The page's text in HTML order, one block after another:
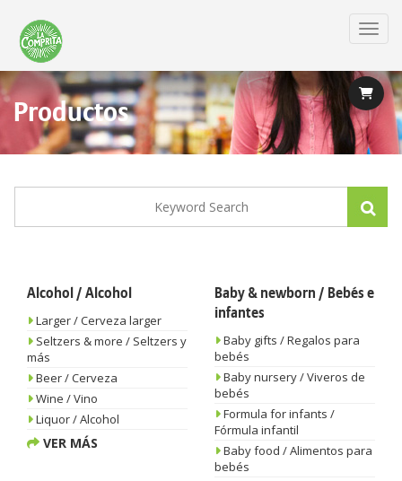
main
content
Productos
Alcohol / Alcohol
Larger / Cerveza larger
Seltzers & more / Seltzers y
más
Beer / Cerveza
Wine / Vino
Liquor / Alcohol
VER MÁS
Baby & newborn / Bebés e
infantes
Baby gifts / Regalos para
bebés
Baby nursery / Viveros de
bebés
Formula for infants /
Fórmula infantil
Baby food / Alimentos para
bebés